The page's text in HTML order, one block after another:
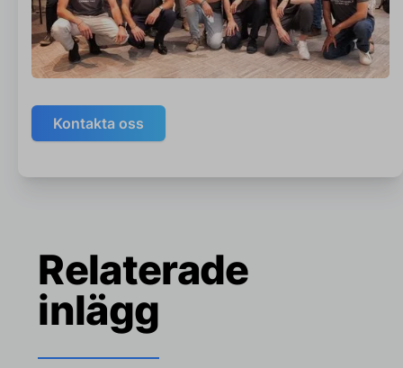
Kontakta oss
Relaterade
inlägg